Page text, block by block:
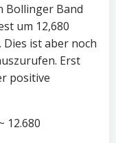
Bollinger Band
um 12,680
ist aber noch
Erst
positive
12.680